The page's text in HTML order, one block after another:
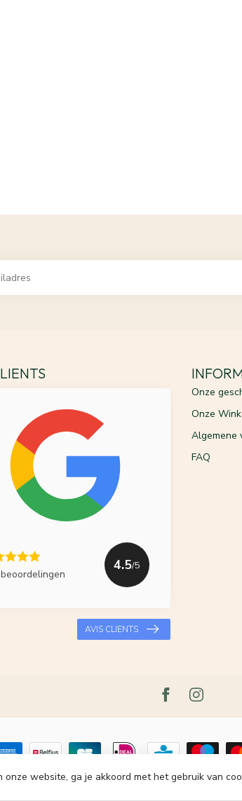
4.5/5
AVIS CLIENTS
Onze
Onze
Algemene
FAQ
2026 Le Grenier du Lin- Powered byLightspeed-
onze website, ga je akkoord met het gebruik van